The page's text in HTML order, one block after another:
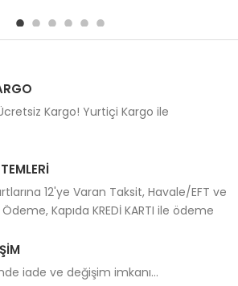
Kargo! Yurtiçi Kargo ile
12'ye Varan Taksit, Havale/EFT ve
Ödeme, Kapıda KREDİ KARTI ile ödeme
iade ve değişim imkanı...